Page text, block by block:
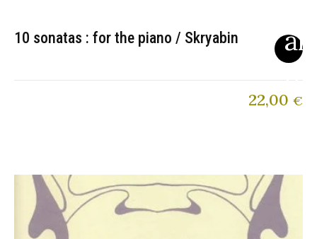
10 sonatas : for the piano / Skryabin
22,00 €